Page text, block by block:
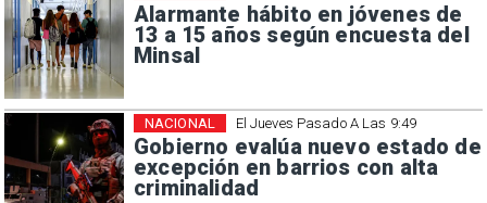
Alarmante hábito en jóvenes de
13 a 15 años según encuesta del
Minsal
El Jueves Pasado A Las 9:49
Gobierno evalúa nuevo estado de
excepción en barrios con alta
criminalidad
NACIONAL